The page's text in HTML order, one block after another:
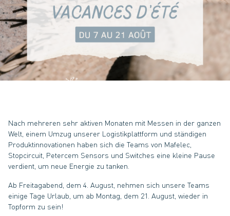
Nach mehreren sehr aktiven Monaten mit Messen in der ganzen
Welt, einem Umzug unserer Logistikplattform und ständigen
Produktinnovationen haben sich die Teams von Mafelec,
Stopcircuit, Petercem Sensors und Switches eine kleine Pause
verdient, um neue Energie zu tanken.
Ab Freitagabend, dem 4. August, nehmen sich unsere Teams
einige Tage Urlaub, um ab Montag, dem 21. August, wieder in
Topform zu sein!